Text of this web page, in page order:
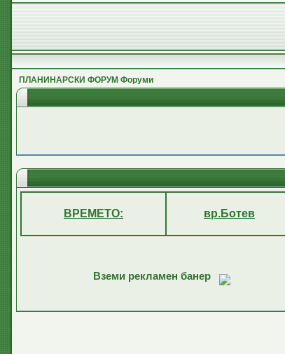
ПЛАНИНАРСКИ ФОРУМ Форуми
ВРЕМЕТО: вр.Ботев
Вземи рекламен банер